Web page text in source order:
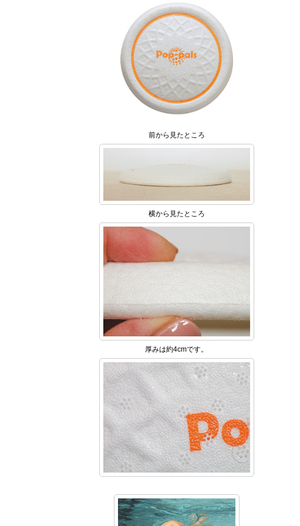
前から見たところ
横から見たところ
厚みは約4cmです。